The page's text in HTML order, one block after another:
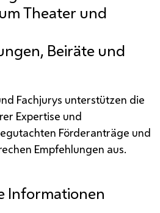
Beiräte und
Fachjurys unterstützen die
Expertise und
Förderanträge und
Empfehlungen aus.
Informationen